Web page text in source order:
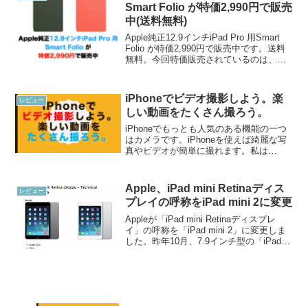
Smart Folio が特価2,990円で販売
中(送料無料)
Apple純正12.9インチiPad Pro 用Smart
Folio が特価2,990円で販売中です。送料
無料。今回特価販売されているのは、
レビュー
iPhoneでビデオ撮影しよう。楽
しい動画をたくさん撮ろう。
iPhoneでもっとも人気のある機能の一つ
はカメラです。iPhoneを使えば綺麗な写
真やビデオが簡単に撮れます。私は
メラをわざわざ買って、ビデオを撮影し
たものです...
レビュー
Apple、iPad mini Retinaディス
プレイの呼称をiPad mini 2に変更
Appleが「iPad mini Retinaディスプレ
イ」の呼称を「iPad mini 2」に変更しま
した。昨年10月、7.9インチ型の「iPad